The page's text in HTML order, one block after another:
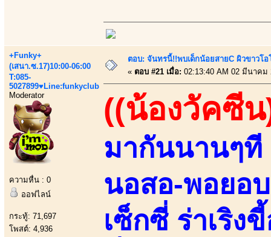
+Funky+
(เสนา.ซ.17)10:00-06:00
T:085-
5027899♥Line:funkyclub
Moderator
ความหื่น : 0
ออฟไลน์
กระทู้: 71,697
โพสต์: 4,936
ตอบ: จันทรนี้!!พบเด็กน้อยสายC ผิวขาวโ
« ตอบ #21 เมื่อ: 02:13:40 AM 02 มีนาคม
((น้องวัคซี
มากันนานๆที
นอสอ-พอยอ
เซ็กซี่ ร่าเริ